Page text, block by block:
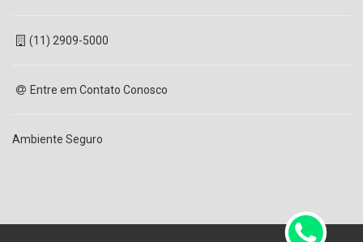
(11) 2909-5000
Entre em Contato Conosco
Ambiente Seguro